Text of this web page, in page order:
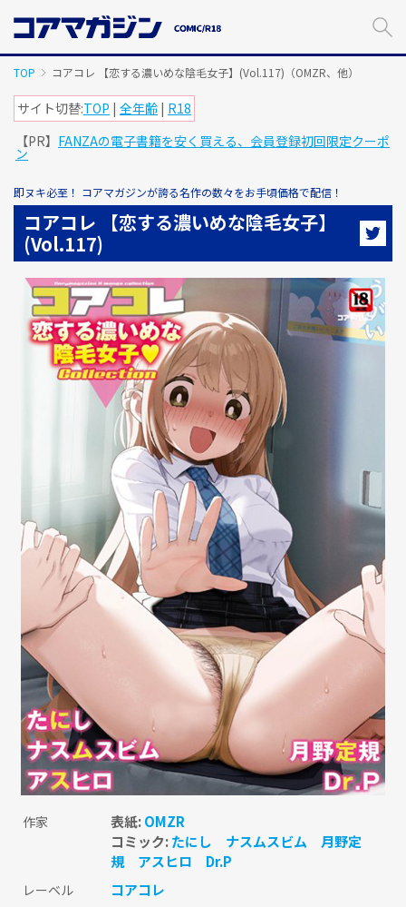
TOP コアコレ 【恋する濃いめな陰毛女子】(Vol.117)（OMZR、他）
サイト切替:TOP | 全年齢 | R18
【PR】 FANZAの電子書籍を安く買える、会員登録初回限定クーポ
ン
即ヌキ必至！ コアマガジンが誇る名作の数々をお手頃価格で配信！
コアコレ 【恋する濃いめな陰毛女子】
(Vol.117)
作家 表紙:OMZR
コミック:たにし ナスムスビム
月野定
規
アスヒロ Dr.P
レーベル コアコレ